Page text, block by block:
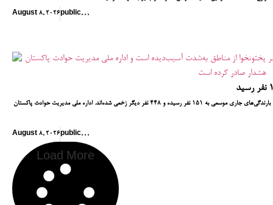
August 8, 2026 public, , ,
در سراسر پاکستان، شمار جان‌باختگان در پی بارندگی‌های جاری موسمی به ۱۵۱ نفر رسیده و ۴۴۸ نفر دیگر زخمی شده‌اند. اداره ملی مدیریت حوادث پاکستان (NDMA) با پیش‌بینی آغاز موج
August 8, 2026 public, , ,
Load More